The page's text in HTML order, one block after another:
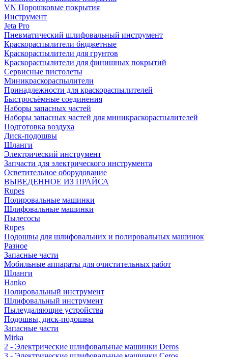
VN Порошковые покрытия
Инструмент
Jeta Pro
Пневматический шлифовальный инструмент
Краскораспылители бюджетные
Краскораспылители для грунтов
Краскораспылители для финишных покрытий
Сервисные пистолеты
Миникраскораспылители
Принадлежности для краскораспылителей
Быстросъёмные соединения
Наборы запасных частей
Наборы запасных частей для миникраскораспылителей
Подготовка воздуха
Диск-подошвы
Шланги
Электрический инструмент
Запчасти для электрического инструмента
Осветительное оборудование
ВЫВЕДЕННОЕ ИЗ ПРАЙСА
Rupes
Полировальные машинки
Шлифовальные машинки
Пылесосы
Rupes
Подошвы для шлифовальних и полировальных машинок
Разное
Запасные части
Мобильные аппараты для очистительных работ
Шланги
Hanko
Полировальный инструмент
Шлифовальный инструмент
Пылеудаляющие устройства
Подошвы, диск-подошвы
Запасные части
Mirka
2 - Электрические шлифовальные машинки Deros